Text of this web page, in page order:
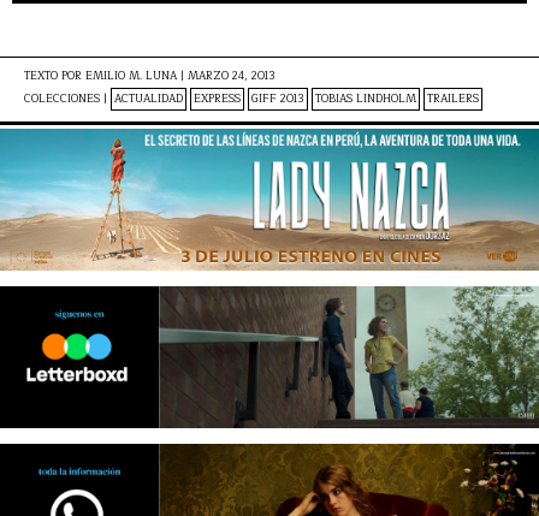
TEXTO POR EMILIO M. LUNA | MARZO 24, 2013
COLECCIONES | ACTUALIDAD EXPRESS GIFF 2013 TOBIAS LINDHOLM TRAILERS